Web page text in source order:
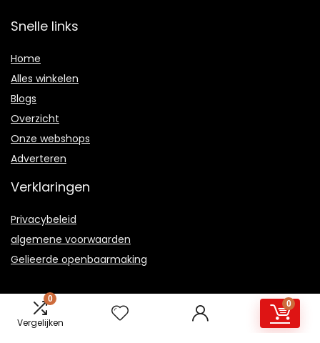
0
Vergelijken
0
Snelle links
Home
Alles winkelen
Blogs
Overzicht
Onze webshops
Adverteren
Verklaringen
Privacybeleid
algemene voorwaarden
Gelieerde openbaarmaking
2021 © Supermarktactueel.nl Alle rechten voorbehouden